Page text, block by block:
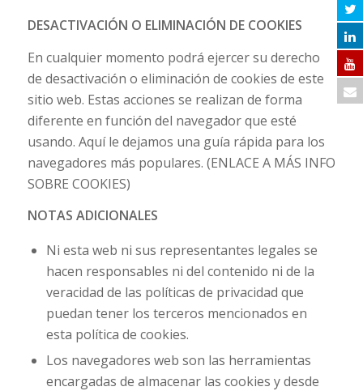
DESACTIVACIÓN O ELIMINACIÓN DE COOKIES
En cualquier momento podrá ejercer su derecho
de desactivación o eliminación de cookies de este
sitio web. Estas acciones se realizan de forma
diferente en función del navegador que esté
usando. Aquí le dejamos una guía rápida para los
navegadores más populares. (ENLACE A MÁS INFO
SOBRE COOKIES)
NOTAS ADICIONALES
Ni esta web ni sus representantes legales se
hacen responsables ni del contenido ni de la
veracidad de las políticas de privacidad que
puedan tener los terceros mencionados en
esta política de cookies.
Los navegadores web son las herramientas
encargadas de almacenar las cookies y desde